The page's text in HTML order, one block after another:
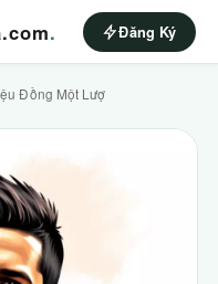
. Đăng Ký
Đồng Một Lượ